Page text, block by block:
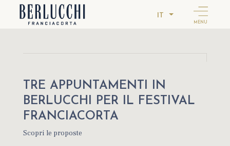
IT
MENU
TRE APPUNTAMENTI IN
BERLUCCHI PER IL FESTIVAL
FRANCIACORTA
Scopri le proposte